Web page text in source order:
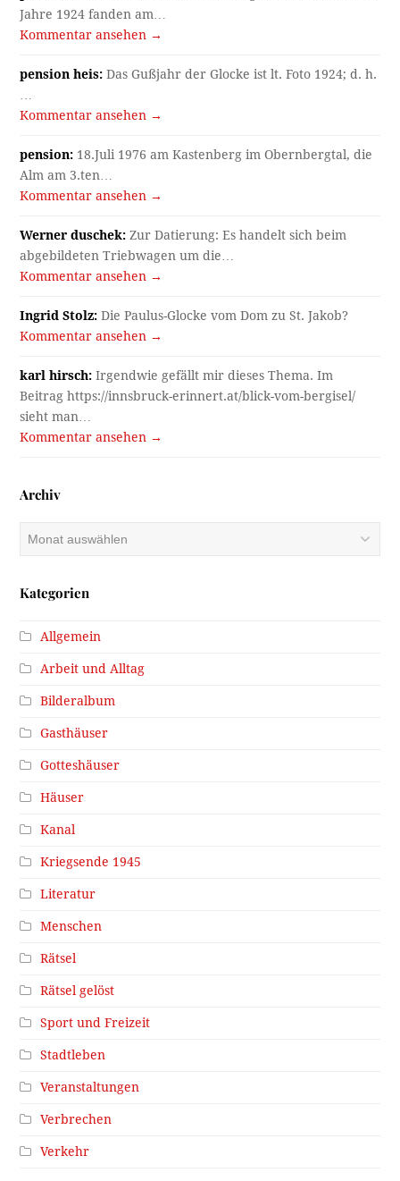
Jahre 1924 fanden am…
Kommentar ansehen →
pension heis: Das Gußjahr der Glocke ist lt. Foto 1924; d. h.
…
Kommentar ansehen →
pension: 18.Juli 1976 am Kastenberg im Obernbergtal, die
Alm am 3.ten…
Kommentar ansehen →
Werner duschek: Zur Datierung: Es handelt sich beim
abgebildeten Triebwagen um die…
Kommentar ansehen →
Ingrid Stolz: Die Paulus-Glocke vom Dom zu St. Jakob?
Kommentar ansehen →
karl hirsch: Irgendwie gefällt mir dieses Thema. Im
Beitrag https://innsbruck-erinnert.at/blick-vom-bergisel/
sieht man…
Kommentar ansehen →
Archiv
Archiv
Kategorien
Allgemein
Arbeit und Alltag
Bilderalbum
Gasthäuser
Gotteshäuser
Häuser
Kanal
Kriegsende 1945
Literatur
Menschen
Rätsel
Rätsel gelöst
Sport und Freizeit
Stadtleben
Veranstaltungen
Verbrechen
Verkehr